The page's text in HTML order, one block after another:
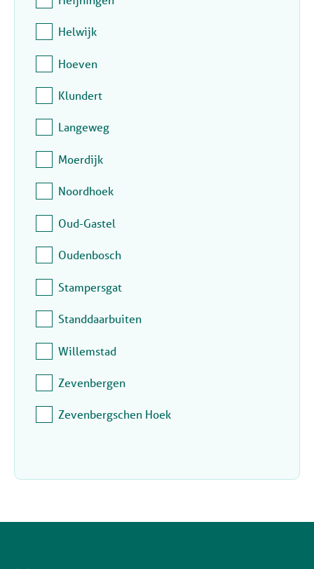
Helwijk
Hoeven
Klundert
Langeweg
Moerdijk
Noordhoek
Oud-Gastel
Oudenbosch
Stampersgat
Standdaarbuiten
Willemstad
Zevenbergen
Zevenbergschen Hoek